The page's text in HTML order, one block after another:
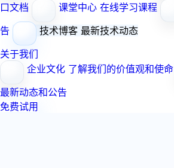
口文档
课堂中心 在线学习课程
告
技术博客 最新技术动态
关于我们
企业文化 了解我们的价值观和使命
最新动态和公告
免费试用